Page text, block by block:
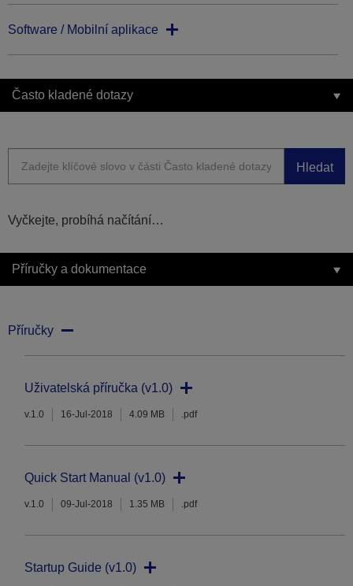
Software / Mobilní aplikace
Často kladené dotazy
Hledat
Vyčkejte, probíhá načítání…
Příručky a dokumentace
Příručky
Uživatelská příručka (v1.0)
v.1.0 16-Jul-2018 4.09 MB .pdf
Quick Start Manual (v1.0)
v.1.0 09-Jul-2018 1.35 MB .pdf
Startup Guide (v1.0)